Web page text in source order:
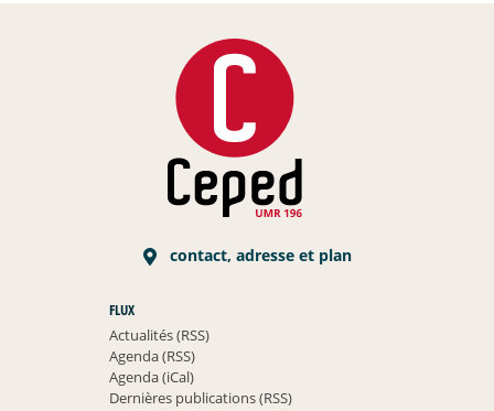
contact, adresse et plan
FLUX
Actualités (RSS)
Agenda (RSS)
Agenda (iCal)
Dernières publications (RSS)